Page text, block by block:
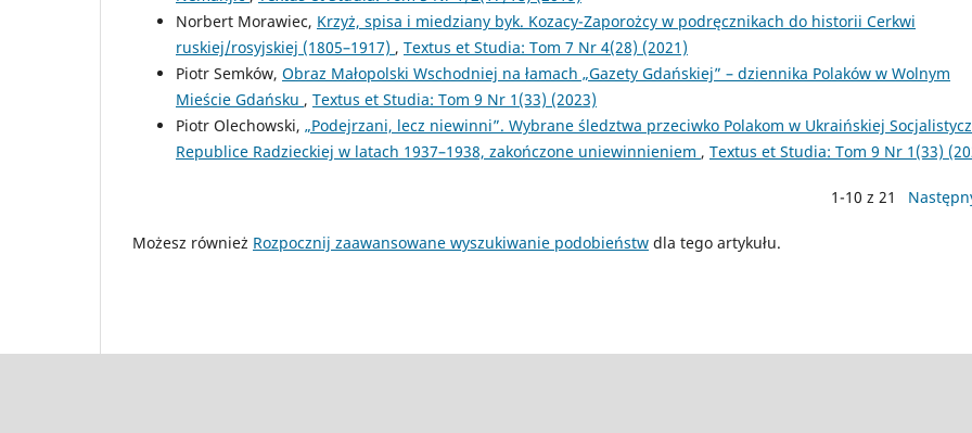
Norbert Morawiec, Krzyż, spisa i miedziany byk. Kozacy-Zaporożcy w podręcznikach do historii Cerkwi
ruskiej/rosyjskiej (1805–1917) , Textus et Studia: Tom 7 Nr 4(28) (2021)
Piotr Semków, Obraz Małopolski Wschodniej na łamach „Gazety Gdańskiej” – dziennika Polaków w Wolnym
Mieście Gdańsku , Textus et Studia: Tom 9 Nr 1(33) (2023)
Piotr Olechowski, „Podejrzani, lecz niewinni”. Wybrane śledztwa przeciwko Polakom w Ukraińskiej
Republice Radzieckiej w latach 1937–1938, zakończone uniewinnieniem , Textus et Studia: Tom 9 Nr 1(33)
1-10 z 21
Możesz również Rozpocznij zaawansowane wyszukiwanie podobieństw dla tego artykułu.